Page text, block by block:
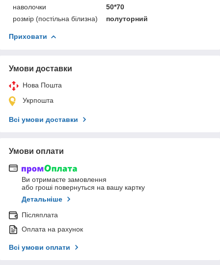
наволочки
50*70
розмір (постільна білизна)
полуторний
Приховати
Умови доставки
Нова Пошта
Укрпошта
Всі умови доставки
Умови оплати
Ви отримаєте замовлення
або гроші повернуться на вашу картку
Детальніше
Післяплата
Оплата на рахунок
Всі умови оплати